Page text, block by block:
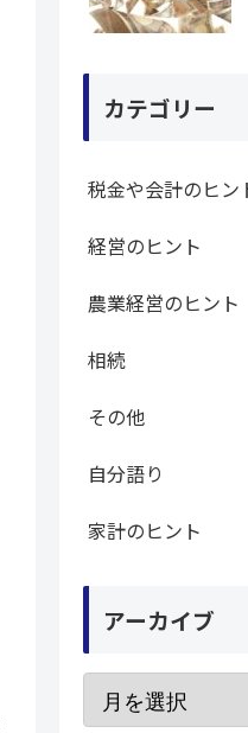
カテゴリー
税金や会計のヒン
経営のヒント
農業経営のヒント
相続
その他
自分語り
家計のヒント
アーカイブ